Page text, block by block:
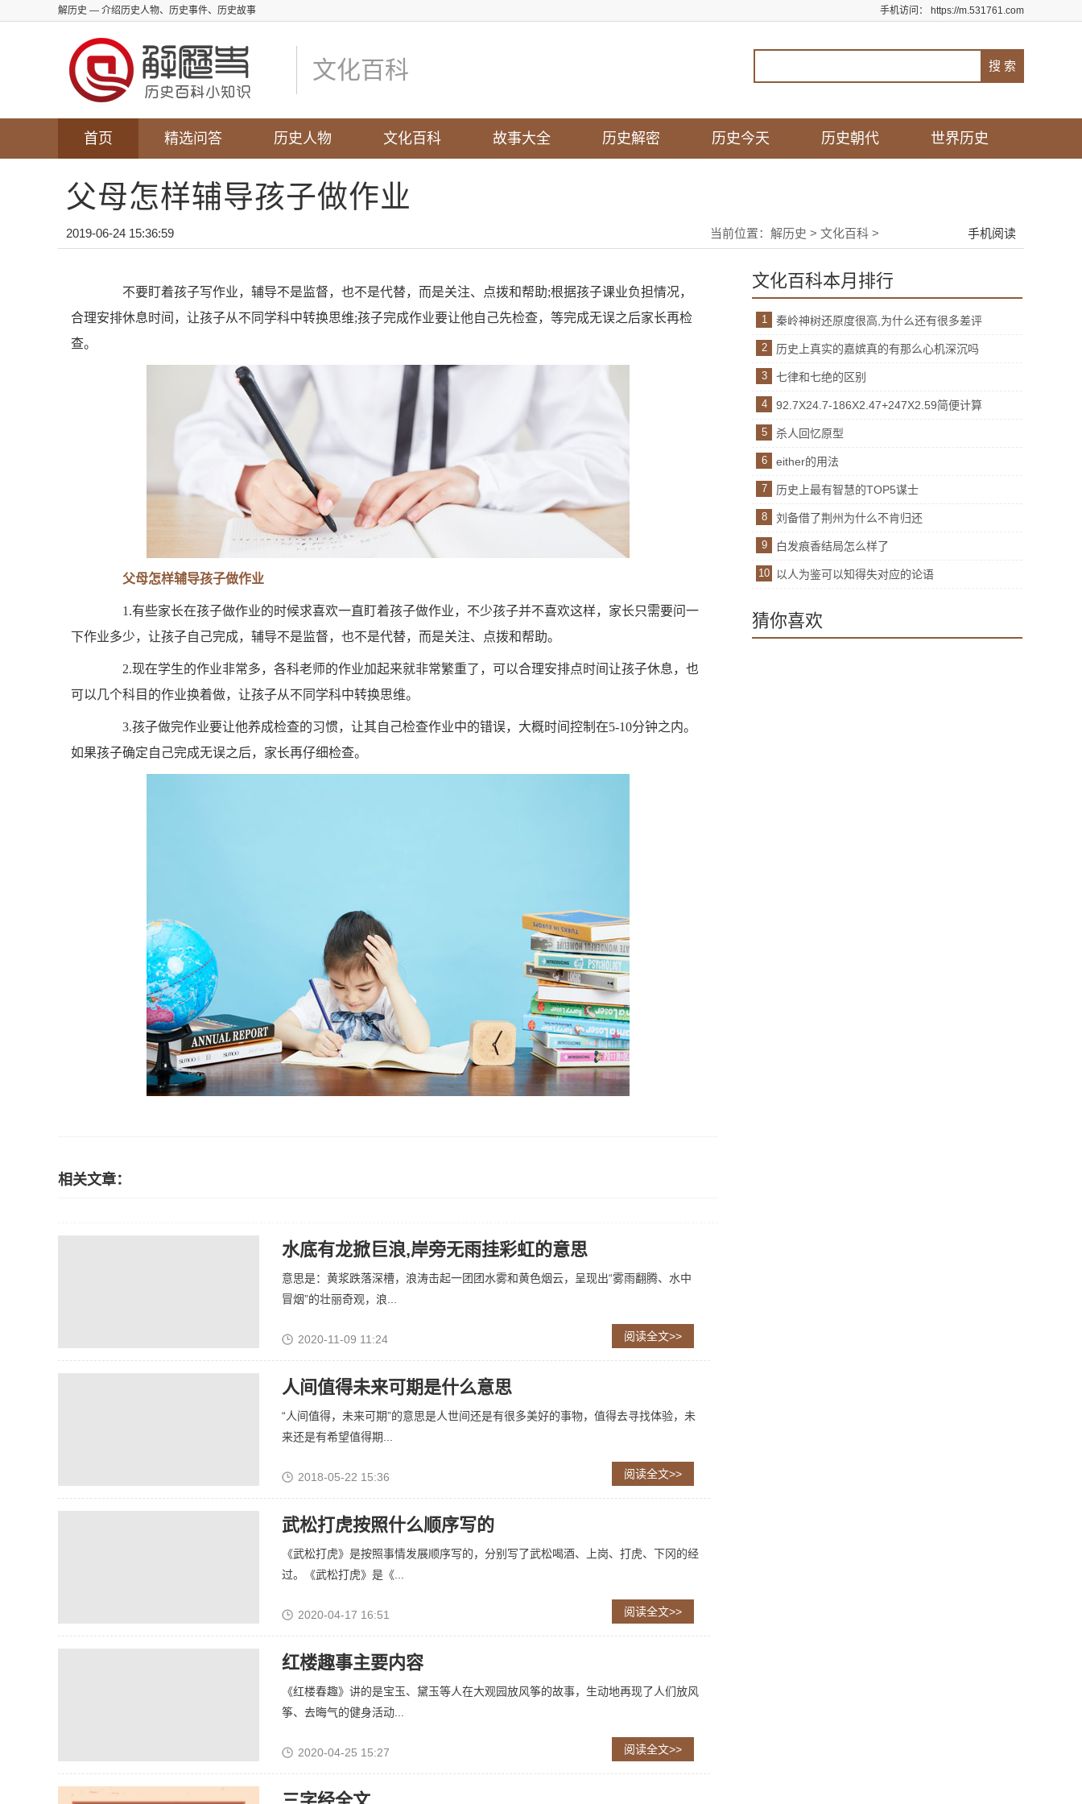
解历史 — 介绍历史人物、历史事件、历史故事 手机访问： https://m.531761.com
文化百科
首页 精选问答 历史人物 文化百科 故事大全 历史解密 历史今天 历史朝代 世界历史
父母怎样辅导孩子做作业
2019-06-24 15:36:59 当前位置： 解历史 > 文化百科 > 手机阅读
不要盯着孩子写作业，辅导不是监督，也不是代替，而是关注、点拨和帮助;根据孩子课业负担情况，
合理安排休息时间，让孩子从不同学科中转换思维;孩子完成作业要让他自己先检查，等完成无误之后家长再检
查。
父母怎样辅导孩子做作业
1.有些家长在孩子做作业的时候求喜欢一直盯着孩子做作业，不少孩子并不喜欢这样，家长只需要问一
下作业多少，让孩子自己完成，辅导不是监督，也不是代替，而是关注、点拨和帮助。
2.现在学生的作业非常多，各科老师的作业加起来就非常繁重了，可以合理安排点时间让孩子休息，也
可以几个科目的作业换着做，让孩子从不同学科中转换思维。
3.孩子做完作业要让他养成检查的习惯，让其自己检查作业中的错误，大概时间控制在5-10分钟之内。
如果孩子确定自己完成无误之后，家长再仔细检查。
相关文章：
水底有龙掀巨浪,岸旁无雨挂彩虹的意思
意思是：黄浆跌落深槽，浪涛击起一团团水雾和黄色烟云，呈现出“雾雨翻腾、水中
冒烟”的壮丽奇观，浪...
2020-11-09 11:24 阅读全文>>
人间值得未来可期是什么意思
“人间值得，未来可期”的意思是人世间还是有很多美好的事物，值得去寻找体验，未
来还是有希望值得期...
2018-05-22 15:36 阅读全文>>
武松打虎按照什么顺序写的
《武松打虎》是按照事情发展顺序写的，分别写了武松喝酒、上岗、打虎、下冈的经
过。《武松打虎》是《...
2020-04-17 16:51 阅读全文>>
红楼趣事主要内容
《红楼春趣》讲的是宝玉、黛玉等人在大观园放风筝的故事，生动地再现了人们放风
筝、去晦气的健身活动...
2020-04-25 15:27 阅读全文>>
文化百科本月排行
1 秦岭神树还原度很高,为什么还有很多差评
2 历史上真实的嘉嫔真的有那么心机深沉吗
3 七律和七绝的区别
4 92.7X24.7-186X2.47+247X2.59简便计算
5 杀人回忆原型
6 either的用法
7 历史上最有智慧的TOP5谋士
8 刘备借了荆州为什么不肯归还
9 白发痕香结局怎么样了
10 以人为鉴可以知得失对应的论语
猜你喜欢